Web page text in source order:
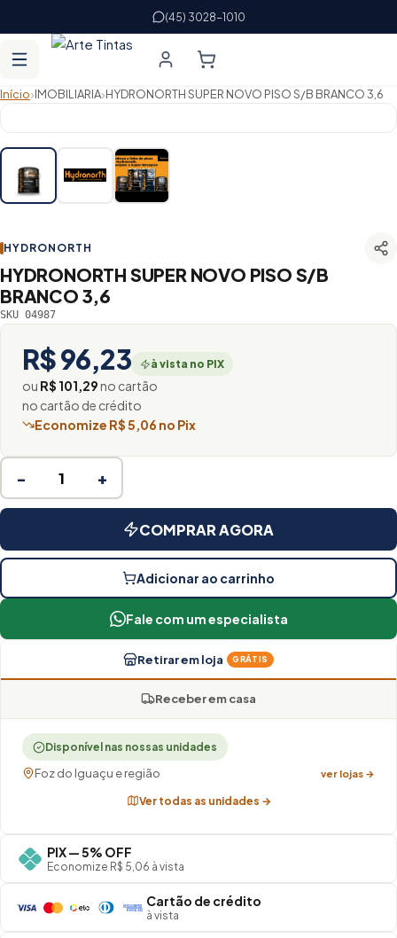
(45) 3028-1010
Início›IMOBILIARIA›HYDRONORTH SUPER NOVO PISO S/B BRANCO 3,6
HYDRONORTH
HYDRONORTH SUPER NOVO PISO S/B
BRANCO 3,6
SKU 04987
R$ 96,23 à vista no PIX
ou R$ 101,29no cartão
no cartão de crédito
Economize R$ 5,06 no Pix
− +
COMPRAR AGORA
Adicionar ao carrinho
Fale com um especialista
Retirar em loja GRÁTIS
Receber em casa
Disponível nas nossas unidades
Foz do Iguaçu e região ver lojas →
Ver todas as unidades →
PIX — 5% OFF
Economize R$ 5,06 à vista
Cartão de crédito
à vista